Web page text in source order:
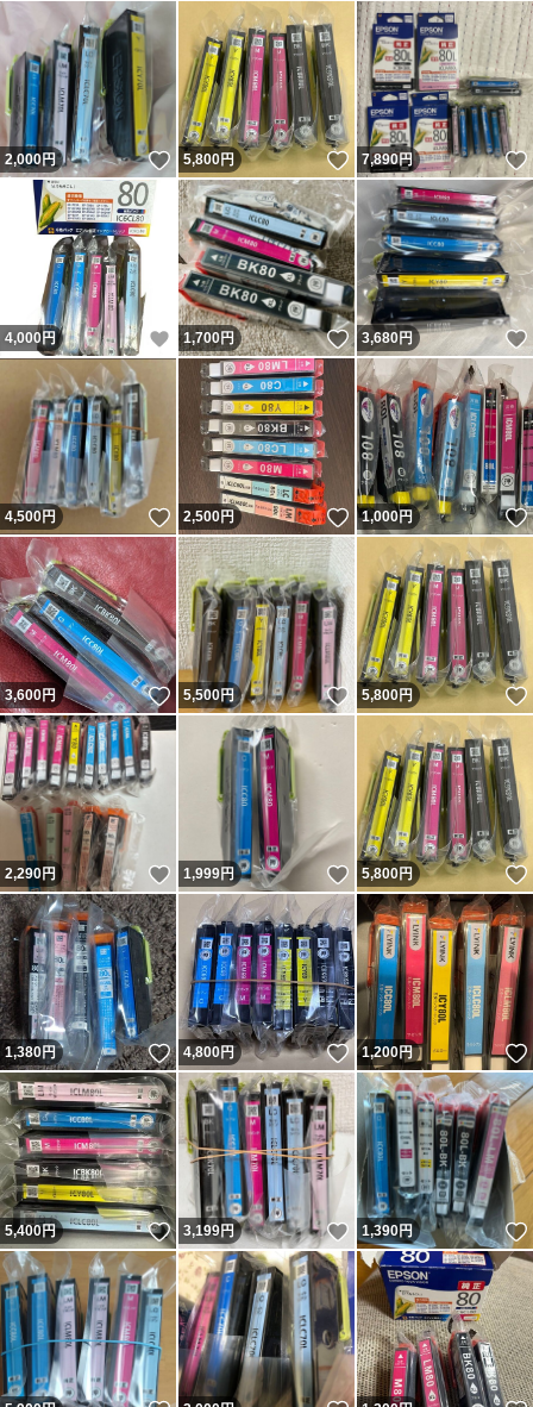
2,000円 いいね！
5,800円 いいね！
7,890円
4,000円 いいね！
1,700円 いいね！
3,680円
4,500円 いいね！
2,500円 いいね！
1,000円
3,600円 いいね！
5,500円 いいね！
5,800円
2,290円 いいね！
1,999円 いいね！
5,800円
1,380円 いいね！
4,800円 いいね！
1,200円
5,400円 いいね！
3,199円 いいね！
1,390円